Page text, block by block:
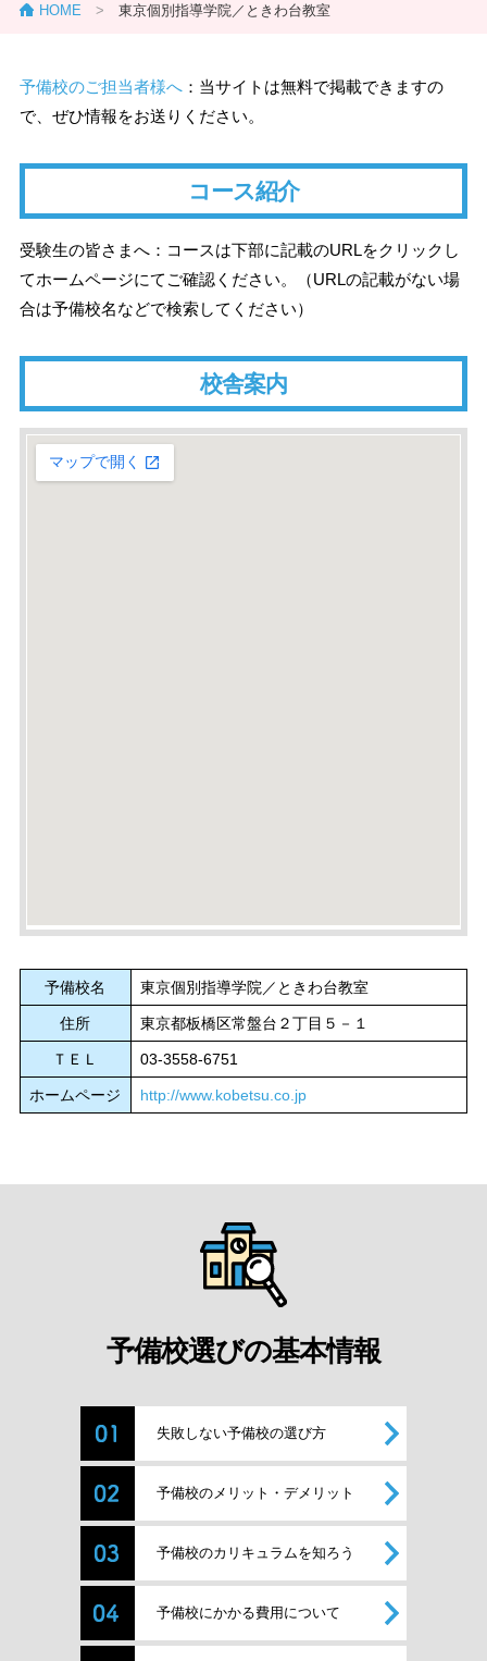
HOME > 東京個別指導学院／ときわ台教室
予備校のご担当者様へ：当サイトは無料で掲載できますの
で、ぜひ情報をお送りください。
コース紹介
受験生の皆さまへ：コースは下部に記載のURLをクリックし
てホームページにてご確認ください。（URLの記載がない場
合は予備校名などで検索してください）
校舎案内
予備校名 東京個別指導学院／ときわ台教室
住所 東京都板橋区常盤台２丁目５－１
ＴＥＬ 03-3558-6751
ホームページ http://www.kobetsu.co.jp
予備校選びの基本情報
失敗しない予備校の選び方
予備校のメリット・デメリット
予備校のカリキュラムを知ろう
予備校にかかる費用について